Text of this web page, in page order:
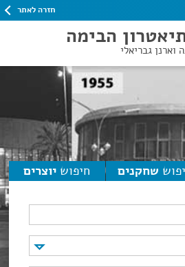
חזרה לאתר
הבימה
וארנן גבריאלי
שחקנים חיפוש יוצרים